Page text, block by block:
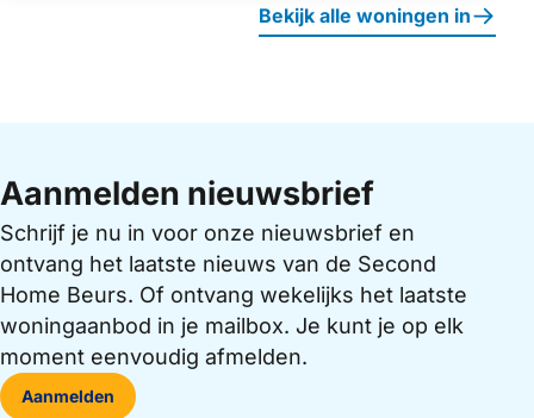
Bekijk alle woningen in
Aanmelden nieuwsbrief
Schrijf je nu in voor onze nieuwsbrief en
ontvang het laatste nieuws van de Second
Home Beurs. Of ontvang wekelijks het laatste
woningaanbod in je mailbox. Je kunt je op elk
moment eenvoudig afmelden.
Aanmelden